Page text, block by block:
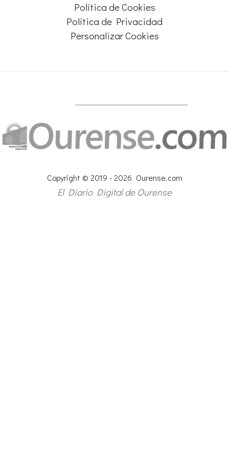
Política de Cookies
Política de Privacidad
Personalizar Cookies
Copyright © 2019 - 2026 Ourense.com
El Diario Digital de Ourense